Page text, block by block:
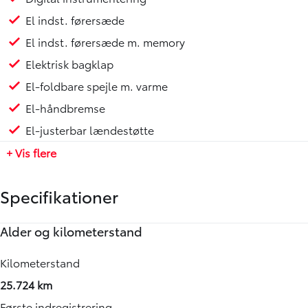
El indst. førersæde
El indst. førersæde m. memory
Elektrisk bagklap
El-foldbare spejle m. varme
El-håndbremse
El-justerbar lændestøtte
+ Vis flere
Specifikationer
Alder og kilometerstand
Kilometerstand
25.724 km
Motor og ydelse
0-100 km/t
7,50 sek.
Elektriske egenskaber
Batteristørrelse
71,40 kWh
Rummelighed og mål
Køreklar vægt
2003 kg
Økonomi
Energiforbrug (WLTP)
6,02 km/kWh
Annoncedata
Senest rettet
13-07-2026